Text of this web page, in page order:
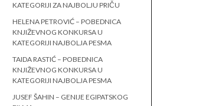
KATEGORIJI ZA NAJBOLJU PRIČU
HELENA PETROVIĆ – POBEDNICA
KNJIŽEVNOG KONKURSA U
KATEGORIJI NAJBOLJA PESMA
TAIDA RASTIĆ – POBEDNICA
KNJIŽEVNOG KONKURSA U
KATEGORIJI NAJBOLJA PESMA
JUSEF ŠAHIN – GENIJE EGIPATSKOG